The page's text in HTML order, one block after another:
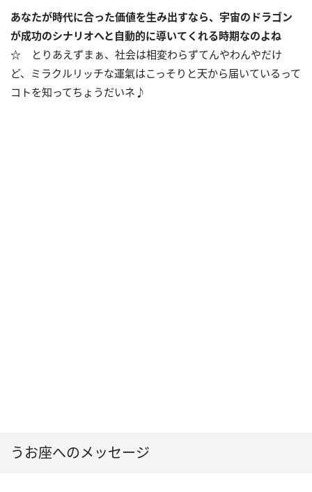
あなたが時代に合った価値を生み出すなら、宇宙のドラゴン
が成功のシナリオへと自動的に導いてくれる時期なのよね
☆ とりあえずまぁ、社会は相変わらずてんやわんやだけ
ど、ミラクルリッチな運氣はこっそりと天から届いているって
コトを知ってちょうだいネ♪
うお座へのメッセージ